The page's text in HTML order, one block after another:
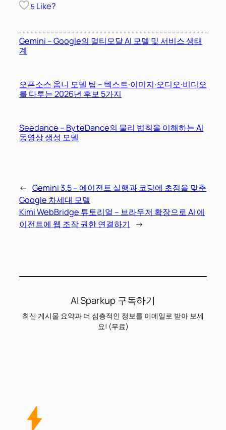
5 Like?
Gemini – Google의 멀티모달 AI 모델 및 서비스 생태
계
오픈소스 옴니 모델 팁 – 텍스트·이미지·오디오·비디오
를 다루는 2026년 후보 5가지
Seedance – ByteDance의 물리 법칙을 이해하는 AI
동영상 생성 모델
← Gemini 3.5 – 에이전트 실행과 코딩에 초점을 맞춘
Google 차세대 모델
Kimi WebBridge 튜토리얼 – 브라우저 확장으로 AI 에
이전트에 웹 조작 권한 연결하기
→
AI Sparkup 구독하기
최신 게시물 요약과 더 심층적인 정보를 이메일로 받아 보세
요! (무료)